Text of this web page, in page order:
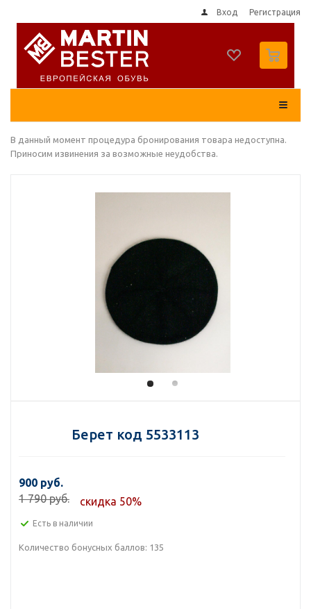
Вход Регистрация
В данный момент процедура бронирования товара недоступна.
Приносим извинения за возможные неудобства.
Берет код 5533113
900 руб.
1 790 руб.
скидка 50%
Есть в наличии
Количество бонусных баллов: 135